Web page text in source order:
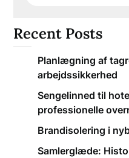
Recent Posts
Planlægning af
arbejdssikkerhed
Sengelinned til
professionelle
Brandisolering i
Samlerglæde: